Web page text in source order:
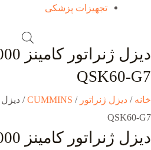
تجهیزات پزشکی
QSK60-G7
خانه / دیزل ژنراتور /
CUMMINS
QSK60-G7